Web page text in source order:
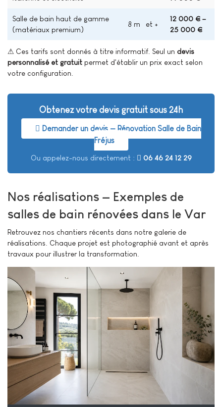
Salle de bain haut de gamme
(matériaux premium)
8 m² et +
12 000 € –
25 000 €
⚠ Ces tarifs sont donnés à titre informatif. Seul un devis
personnalisé et gratuit permet d'établir un prix exact selon
votre configuration.
Obtenez votre devis gratuit sous 24h
Demander un devis — Rénovation Salle de Bain
Fréjus
Ou appelez-nous directement : 06 46 24 12 29
Nos réalisations — Exemples de
salles de bain rénovées dans le Var
Retrouvez nos chantiers récents dans notre galerie de
réalisations. Chaque projet est photographié avant et après
travaux pour illustrer la transformation.